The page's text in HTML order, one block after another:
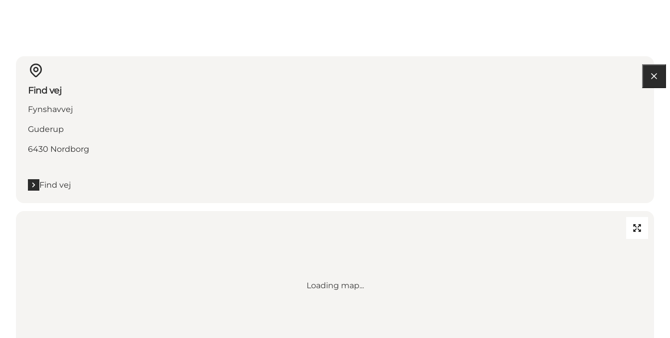
Find vej
Fynshavvej
Guderup
6430 Nordborg
Find vej
Loading map...